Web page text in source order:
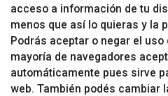
acceso a información de tu
menos que así lo quieras y la
Podrás aceptar o negar el
mayoría de navegadores
automáticamente pues sirve
web. También podés cambiar